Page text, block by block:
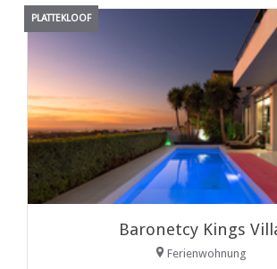
PLATTEKLOOF
Baronetcy Kings
Ferienwohnung